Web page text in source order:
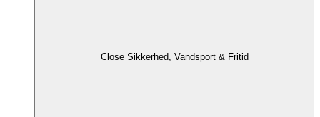
Close Sikkerhed, Vandsport & Fritid